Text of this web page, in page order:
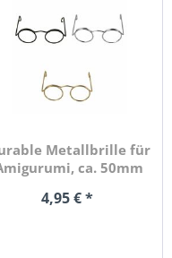
Metallbrille für
ca. 50mm
4,95 € *